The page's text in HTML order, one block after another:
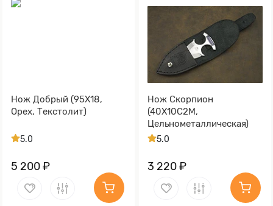
Нож Добрый (95Х18,
Орех, Текстолит)
5.0
5 200 ₽
Нож Скорпион
(40Х10С2М,
Цельнометаллическая)
5.0
3 220 ₽